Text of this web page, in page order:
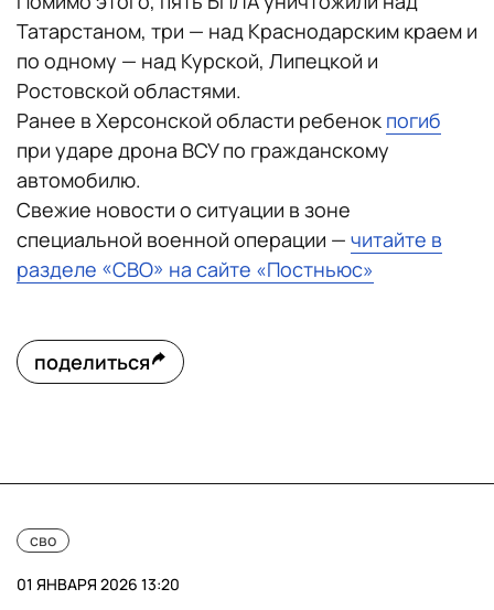
Татарстаном, три — над Краснодарским краем и
по одному — над Курской, Липецкой и
Ростовской областями.
Ранее в Херсонской области ребенок погиб
при ударе дрона ВСУ по гражданскому
автомобилю.
Свежие новости о ситуации в зоне
специальной военной операции — читайте в
разделе «СВО» на сайте «Постньюс»
поделиться
сво
01 ЯНВАРЯ 2026 13:20